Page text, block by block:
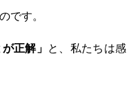
です。
正解」 と、私たちは感